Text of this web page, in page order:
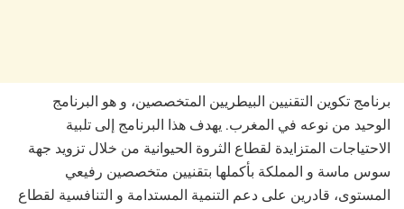
برنامج تكوين التقنيين البيطريين المتخصصين، و هو البرنامج
الوحيد من نوعه في المغرب. يهدف هذا البرنامج إلى تلبية
الاحتياجات المتزايدة لقطاع الثروة الحيوانية من خلال تزويد جهة
سوس ماسة و المملكة بأكملها بتقنيين متخصصين رفيعي
المستوى، قادرين على دعم التنمية المستدامة و التنافسية لقطاع